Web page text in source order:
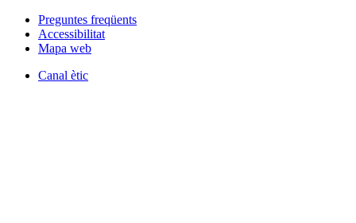
Preguntes freqüents
Accessibilitat
Mapa web
Canal ètic